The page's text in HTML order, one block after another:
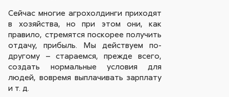
Сейчас многие агрохолдинги приходят
в хозяйства, но при этом они, как
правило, стремятся поскорее получить
отдачу, прибыль. Мы действуем по-
другому – стараемся, прежде всего,
создать нормальные условия для
людей, вовремя выплачивать зарплату
и т. д.